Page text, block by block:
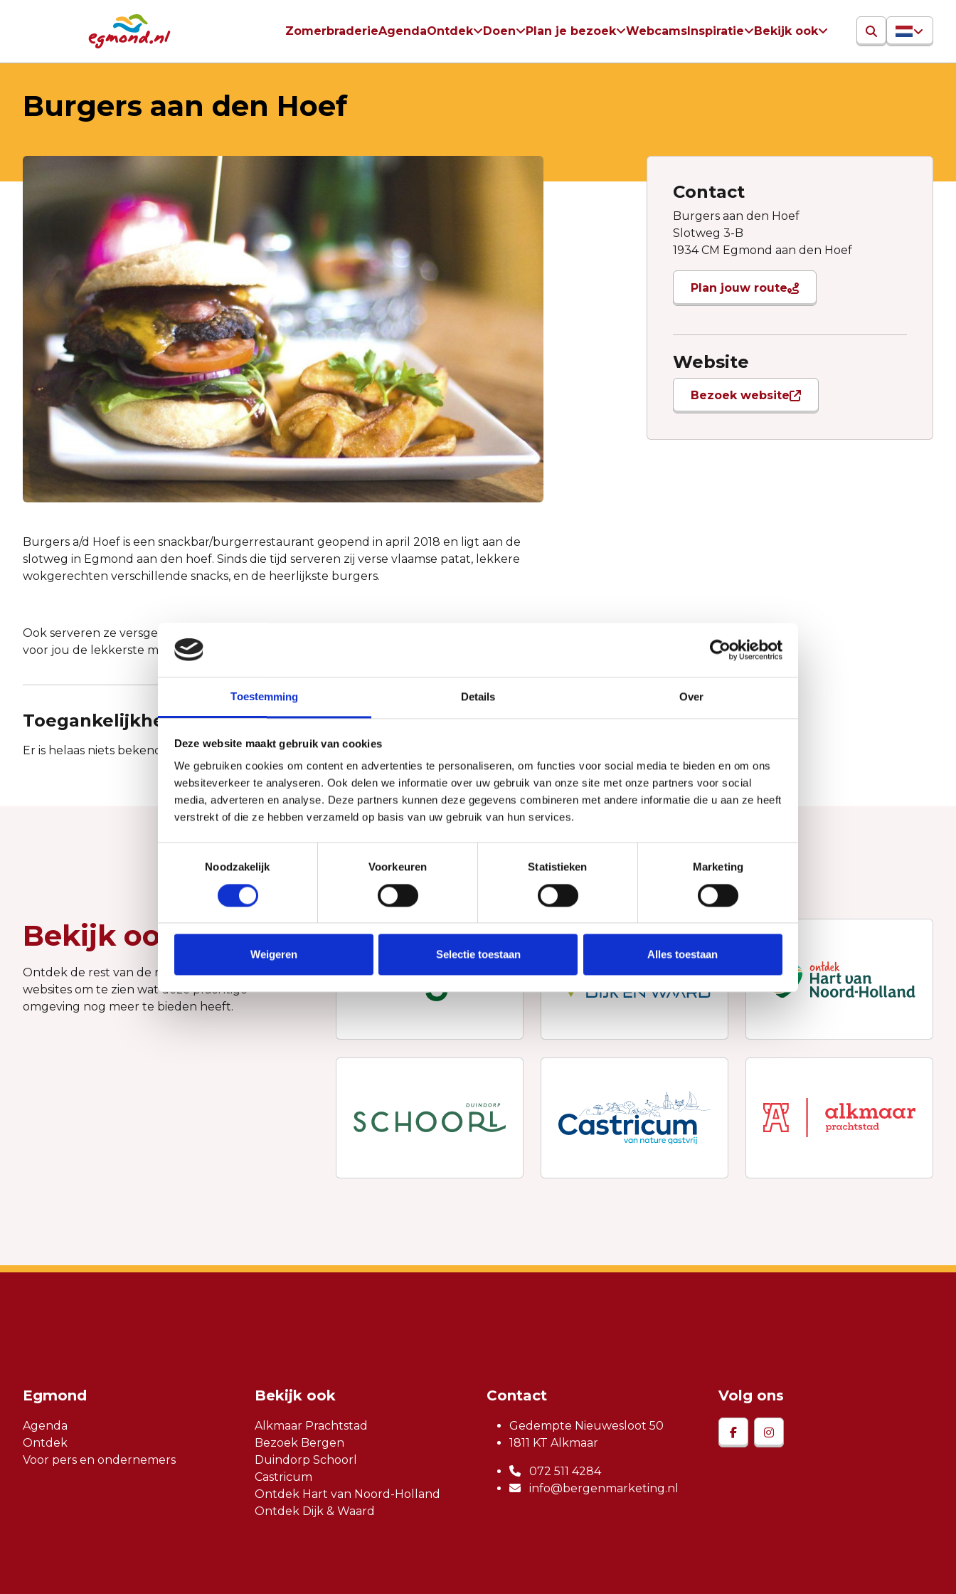
Toestemming Details Over
Deze website maakt gebruik van cookies
We gebruiken cookies om content en advertenties te personaliseren, om functies voor social media te bieden en om ons
websiteverkeer te analyseren. Ook delen we informatie over uw gebruik van onze site met onze partners voor social
media, adverteren en analyse. Deze partners kunnen deze gegevens combineren met andere informatie die u aan ze heeft
verstrekt of die ze hebben verzameld op basis van uw gebruik van hun services.
Noodzakelijk
Voorkeuren Statistieken Marketing
Weigeren Selectie toestaan Alles toestaan
ZomerbraderieAgendaOntdek Doen Plan je bezoek WebcamsInspiratie Bekijk ook
Burgers aan den Hoef
Burgers a/d Hoef is een snackbar/burgerrestaurant geopend in april 2018 en ligt aan de
slotweg in Egmond aan den hoef. Sinds die tijd serveren zij verse vlaamse patat, lekkere
wokgerechten verschillende snacks, en de heerlijkste burgers.
Ook serveren ze versgebrouwen koffie, verse smoothies en gezonde salades. Zij zijn er om
voor jou de lekkerste maaltijd te koken, met kwaliteit en prijs voorop!
Toegankelijkheid
Er is helaas niets bekend over de toegankelijkheid.
Contact
Burgers aan den Hoef
Slotweg 3-B
1934 CM Egmond aan den Hoef
Plan jouw route
Website
Bezoek website
Bekijk ook eens
Ontdek de rest van de regio! Bekijk de andere
websites om te zien wat deze prachtige
omgeving nog meer te bieden heeft.
Egmond
Agenda
Ontdek
Voor pers en ondernemers
Bekijk ook
Alkmaar Prachtstad
Bezoek Bergen
Duindorp Schoorl
Castricum
Ontdek Hart van Noord-Holland
Ontdek Dijk & Waard
Contact
Gedempte Nieuwesloot 50
1811 KT Alkmaar
072 511 4284
info@bergenmarketing.nl
Volg ons